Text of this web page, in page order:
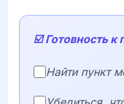
☑️ Готовность
Найти пункт